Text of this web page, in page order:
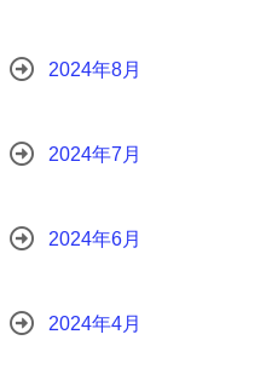
2024年8月
2024年7月
2024年6月
2024年4月